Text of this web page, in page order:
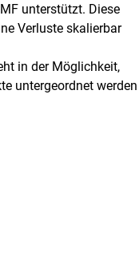
unterstützt. Diese
Verluste skalierbar
in der Möglichkeit,
untergeordnet werden